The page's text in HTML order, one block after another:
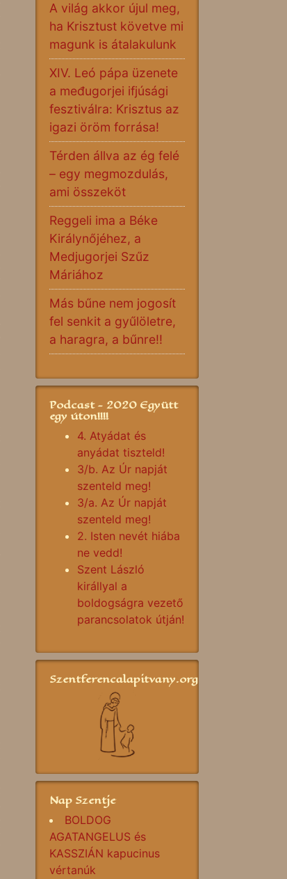
A világ akkor újul meg,
ha Krisztust követve mi
magunk is átalakulunk
XIV. Leó pápa üzenete
a međugorjei ifjúsági
fesztiválra: Krisztus az
igazi öröm forrása!
Térden állva az ég felé
– egy megmozdulás,
ami összeköt
Reggeli ima a Béke
Királynőjéhez, a
Medjugorjei Szűz
Máriához
Más bűne nem jogosít
fel senkit a gyűlöletre,
a haragra, a bűnre!!
Podcast - 2020 Együtt
egy úton!!!!
4. Atyádat és
anyádat tiszteld!
3/b. Az Úr napját
szenteld meg!
3/a. Az Úr napját
szenteld meg!
2. Isten nevét hiába
ne vedd!
Szent László
királlyal a
boldogságra vezető
parancsolatok útján!
Szentferencalapitvany.org
Nap Szentje
BOLDOG
AGATANGELUS és
KASSZIÁN kapucinus
vértanúk